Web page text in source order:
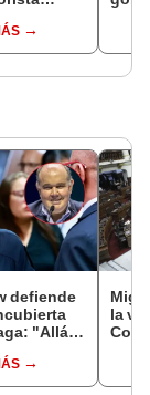
defiende
"Allá el
la